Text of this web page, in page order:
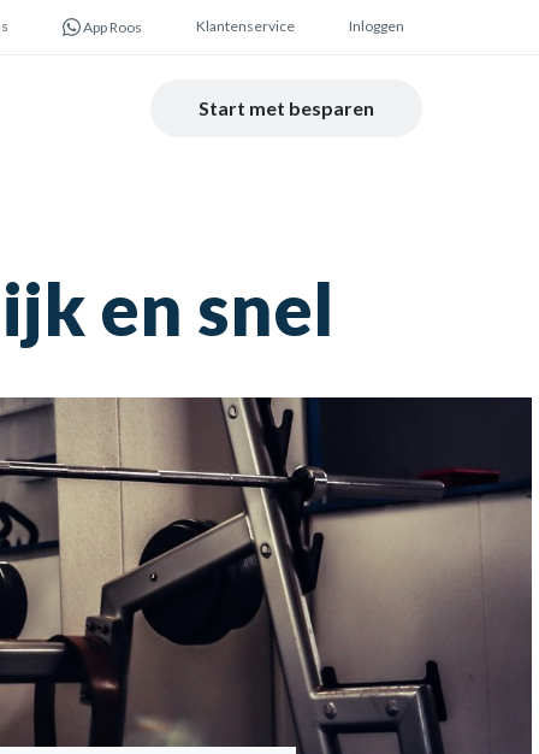
App Roos Klantenservice Inloggen
Start met besparen
en snel